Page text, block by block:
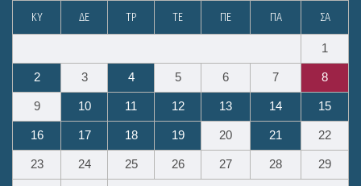
ΚΥ ΔΕ ΤΡ ΤΕ ΠΕ ΠΑ ΣΑ
1
2 3 4 5 6 7 8
9 10 11 12 13 14 15
16 17 18 19 20 21 22
23 24 25 26 27 28 29